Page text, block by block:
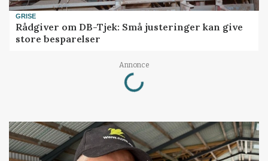
GRISE
Rådgiver om DB-Tjek: Små justeringer kan give
store besparelser
Annonce
Loading...